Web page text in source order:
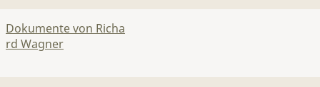
Dokumente von Richa
rd Wagner